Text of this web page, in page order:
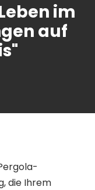
im
auf
die Ihrem